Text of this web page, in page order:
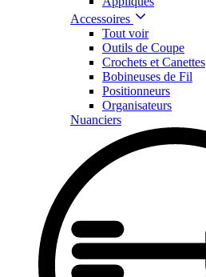
Accessoires
Tout voir
Outils de Coupe
Crochets et Canettes
Bobineuses de Fil
Positionneurs
Organisateurs
Nuanciers